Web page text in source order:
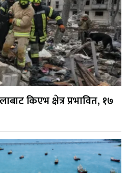
किएभ क्षेत्र प्रभावित, १७